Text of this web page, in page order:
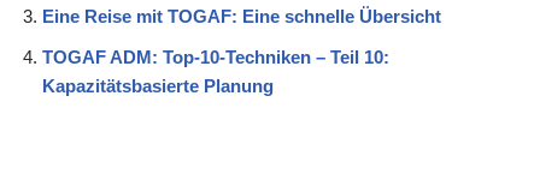
Eine Reise mit TOGAF: Eine schnelle Übersicht
TOGAF ADM: Top-10-Techniken – Teil 10:
Kapazitätsbasierte Planung